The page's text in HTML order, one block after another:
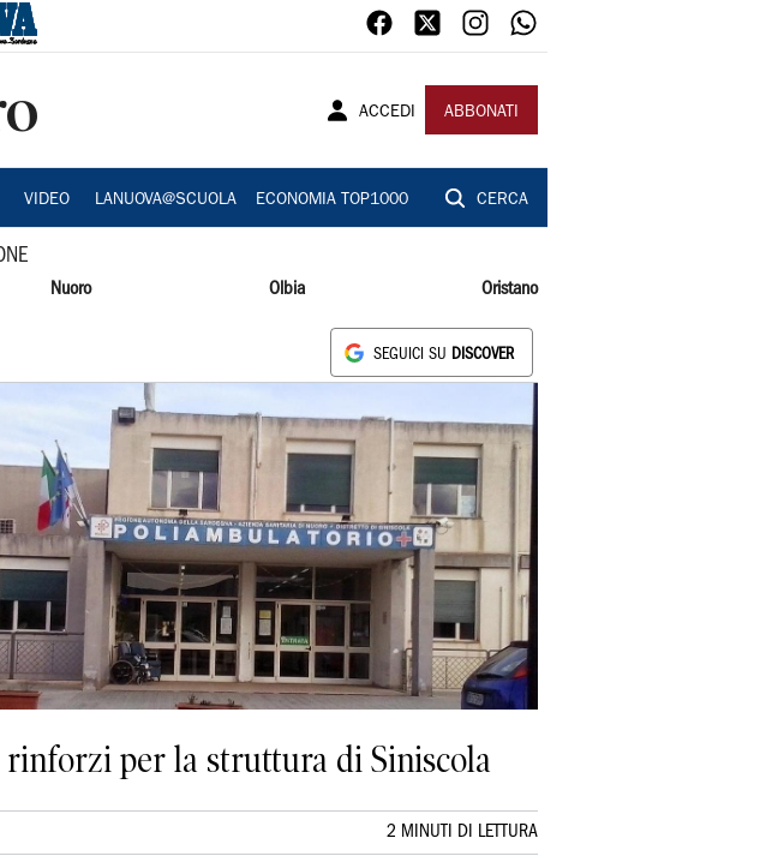
ACCEDI ABBONATI
VIDEO LANUOVA@SCUOLA ECONOMIA TOP1000 CERCA
Nuoro Olbia Oristano
SEGUICI SU DISCOVER
per la struttura di Siniscola
2 MINUTI DI LETTURA